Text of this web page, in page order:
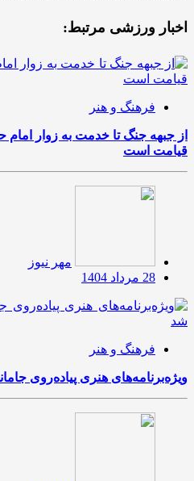
اخبار ورزشی مرتبط:
فرهنگ و هنر
از جبهه جنگ تا خدمت به زوار
قیامت است
مهر نیوز
28 مرداد 1404
فرهنگ و هنر
ویژه‌برنامه‌های هنری پیاده‌روی